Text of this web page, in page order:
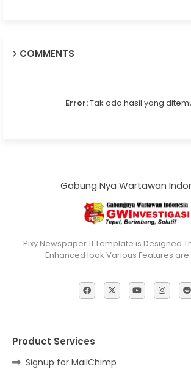
COMMENTS
Error:Tak ada hasil yang
Gabung Nya Wartawan
Pixy Newspaper 11 Template is Designed
Enhanced look Various Features
Product Services
Signup for MailChimp